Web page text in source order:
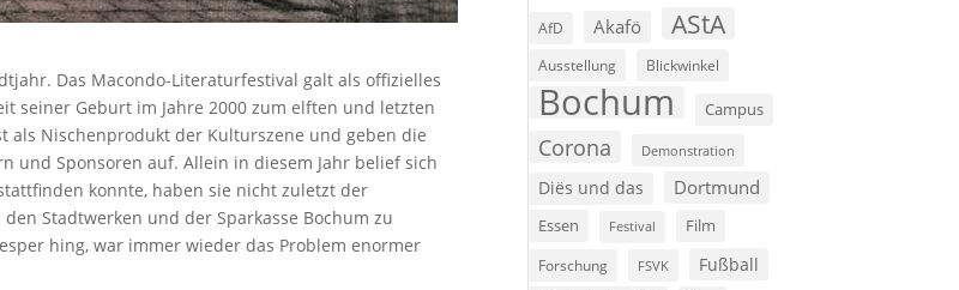
Das Macondo-Literaturfestival galt als offizielles
seiner Geburt im Jahre 2000 zum elften und letzten
als Nischenprodukt der Kulturszene und geben die
und Sponsoren auf. Allein in diesem Jahr belief sich
konnte, haben sie nicht zuletzt der
Stadtwerken und der Sparkasse Bochum zu
hing, war immer wieder das Problem enormer
AfD Akafö AStA
Ausstellung Blickwinkel
Bochum Campus
Corona Demonstration
Diës und das Dortmund
Essen Festival Film
Forschung FSVK Fußball